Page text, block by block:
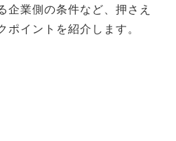
企業側の条件など、押さえ
ポイントを紹介します。